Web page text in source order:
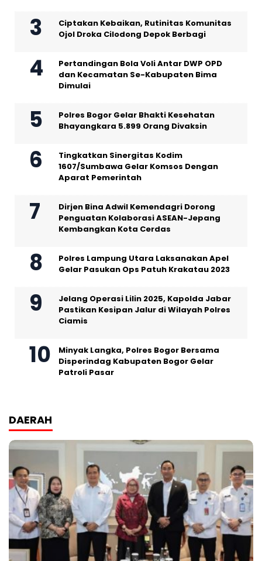
Ciptakan Kebaikan, Rutinitas Komunitas
Ojol Droka Cilodong Depok Berbagi
Pertandingan Bola Voli Antar DWP OPD
dan Kecamatan Se-Kabupaten Bima
Dimulai
Polres Bogor Gelar Bhakti Kesehatan
Bhayangkara 5.899 Orang Divaksin
Tingkatkan Sinergitas Kodim
1607/Sumbawa Gelar Komsos Dengan
Aparat Pemerintah
Dirjen Bina Adwil Kemendagri Dorong
Penguatan Kolaborasi ASEAN-Jepang
Kembangkan Kota Cerdas
Polres Lampung Utara Laksanakan Apel
Gelar Pasukan Ops Patuh Krakatau 2023
Jelang Operasi Lilin 2025, Kapolda Jabar
Pastikan Kesipan Jalur di Wilayah Polres
Ciamis
Minyak Langka, Polres Bogor Bersama
Disperindag Kabupaten Bogor Gelar
Patroli Pasar
DAERAH